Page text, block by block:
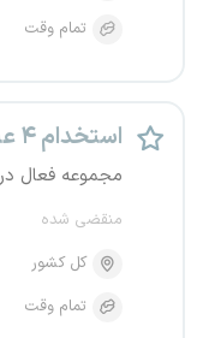
تمام وقت
استخدام ۴ عنوان شغلی
مجموعه فعال
منقضی شده
کل کشور
تمام وقت